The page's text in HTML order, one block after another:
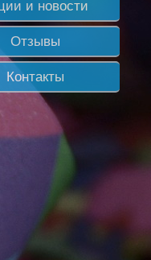
и новости
Отзывы
Контакты